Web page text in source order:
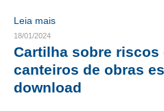
CONTRIBUIÇÃO ASSISTENCIAL
CONTRIBUIÇÃO SINDICAL URBANA
Leia mais
18/01/2024
Cartilha sobre
canteiros de obras
download